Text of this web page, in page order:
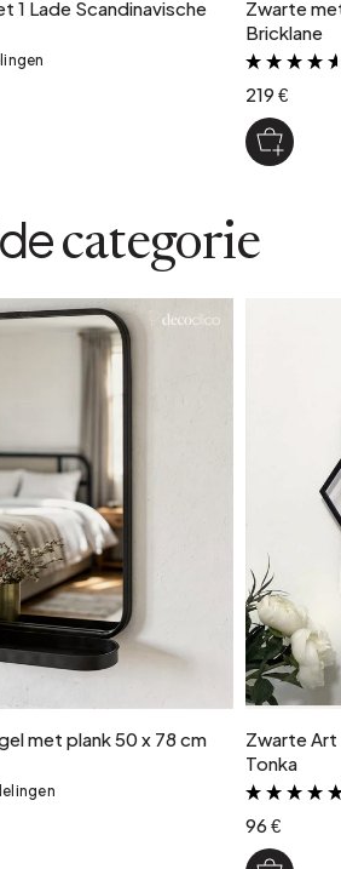
1 Lade Scandinavische
Zwarte
Bricklane
219 €
categorie
met plank 50 x 78 cm
Zwarte
Tonka
96 €